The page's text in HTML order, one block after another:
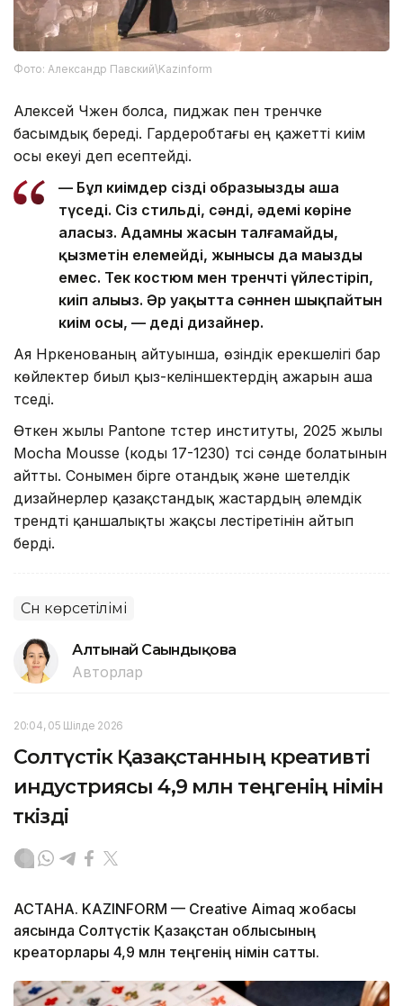
Фото: Александр Павский\Kazinform
Алексей Чжен болса, пиджак пен тренчке
басымдық береді. Гардеробтағы ең қажетті киім
осы екеуі деп есептейді.
— Бұл киімдер сіздің образыңызды аша
түседі. Сіз стильді, сәнді, әдемі көріне
аласыз. Адамның жасын талғамайды,
қызметін елемейді, жынысы да маңызды
емес. Тек костюм мен тренчті үйлестіріп,
киіп алыңыз. Әр уақытта сәннен шықпайтын
киім осы, — деді дизайнер.
Ая Нүркенованың айтуынша, өзіндік ерекшелігі бар
көйлектер биыл қыз-келіншектердің ажарын аша
түседі.
Өткен жылы Pantone түстер институты, 2025 жылы
Mocha Mousse (коды 17-1230) түсі сәнде болатынын
айтты. Сонымен бірге отандық және шетелдік
дизайнерлер қазақстандық жастардың әлемдік
трендті қаншалықты жақсы үлестіретінін айтып
берді.
Сән көрсетілімі
Алтынай Сағындықова
Авторлар
20:04, 05 Шілде 2026
Солтүстік Қазақстанның креативті
индустриясы 4,9 млн теңгенің өнімін
өткізді
АСТАНА. KAZINFORM — Creative Aimaq жобасы
аясында Солтүстік Қазақстан облысының
креаторлары 4,9 млн теңгенің өнімін сатты.